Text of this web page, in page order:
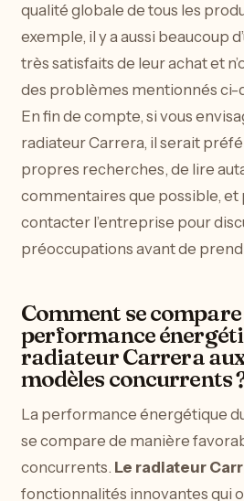
qualité globale de tous les
exemple, il y a aussi beaucoup
très satisfaits de leur achat et
des problèmes mentionnés ci-
En fin de compte, si vous
radiateur Carrera, il serait
propres recherches, de lire
commentaires que possible,
contacter l’entreprise pour
préoccupations avant de
Comment se
performance
radiateur Carrera
modèles concurrents
La performance énergétique
se compare de manière
concurrents. Le radiateur
fonctionnalités innovantes qui